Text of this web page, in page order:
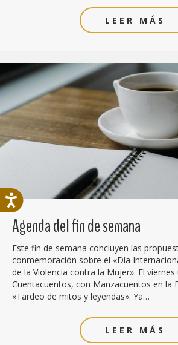
LEER MÁS
Agenda del fin de semana
Este fin de semana concluyen las
conmemoración sobre el «Día
de la Violencia contra la Mujer». El
Cuentacuentos, con Manzacuentos en la
«Tardeo de mitos y leyendas». Ya…
LEER MÁS